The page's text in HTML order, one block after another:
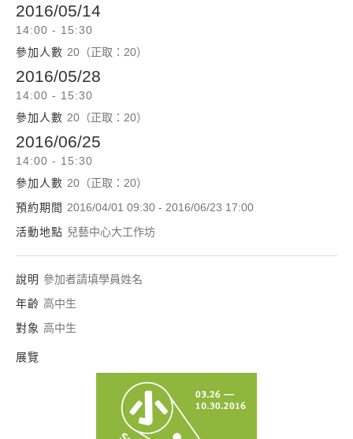
2016/05/14
14:00 - 15:30
參加人數 20（正取：20）
2016/05/28
14:00 - 15:30
參加人數 20（正取：20）
2016/06/25
14:00 - 15:30
參加人數 20（正取：20）
預約期間 2016/04/01 09:30 - 2016/06/23 17:00
活動地點 兒藝中心大工作坊
說明 參加者請填學員姓名
年齡 高中生
對象 高中生
展覽